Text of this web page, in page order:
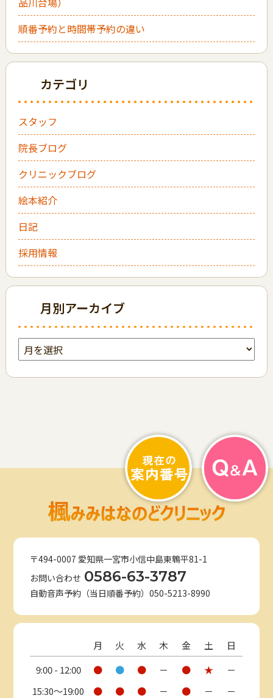
順番予約と時間帯予約の違い
カテゴリ
スタッフ
院長ブログ
クリニックブログ
絵本紹介
日記
採用情報
月別アーカイブ
〒494-0007 愛知県一宮市小信中島東鵯平81-1
お問い合わせ 0586-63-3787
自動音声予約（当日順番予約）050-5213-8990
月 火 水 木 金 土
日
9:00 - 12:00
● ● ● － ● ★
－
15:30〜19:00
● ● ● － ● － －